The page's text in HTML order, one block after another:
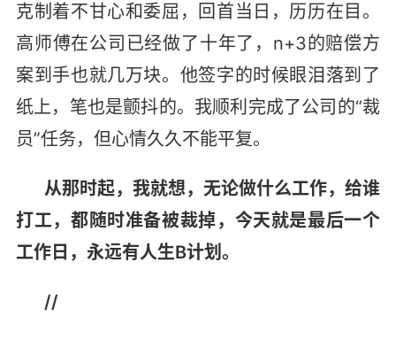
克制着不甘心和委屈，回首当日，历历在目。
高师傅在公司已经做了十年了，n+3的赔偿方
案到手也就几万块。他签字的时候眼泪落到了
纸上，笔也是颤抖的。我顺利完成了公司的“裁
员”任务，但心情久久不能平复。
从那时起，我就想，无论做什么工作，给谁
打工，都随时准备被裁掉，今天就是最后一个
工作日，永远有人生B计划。
//